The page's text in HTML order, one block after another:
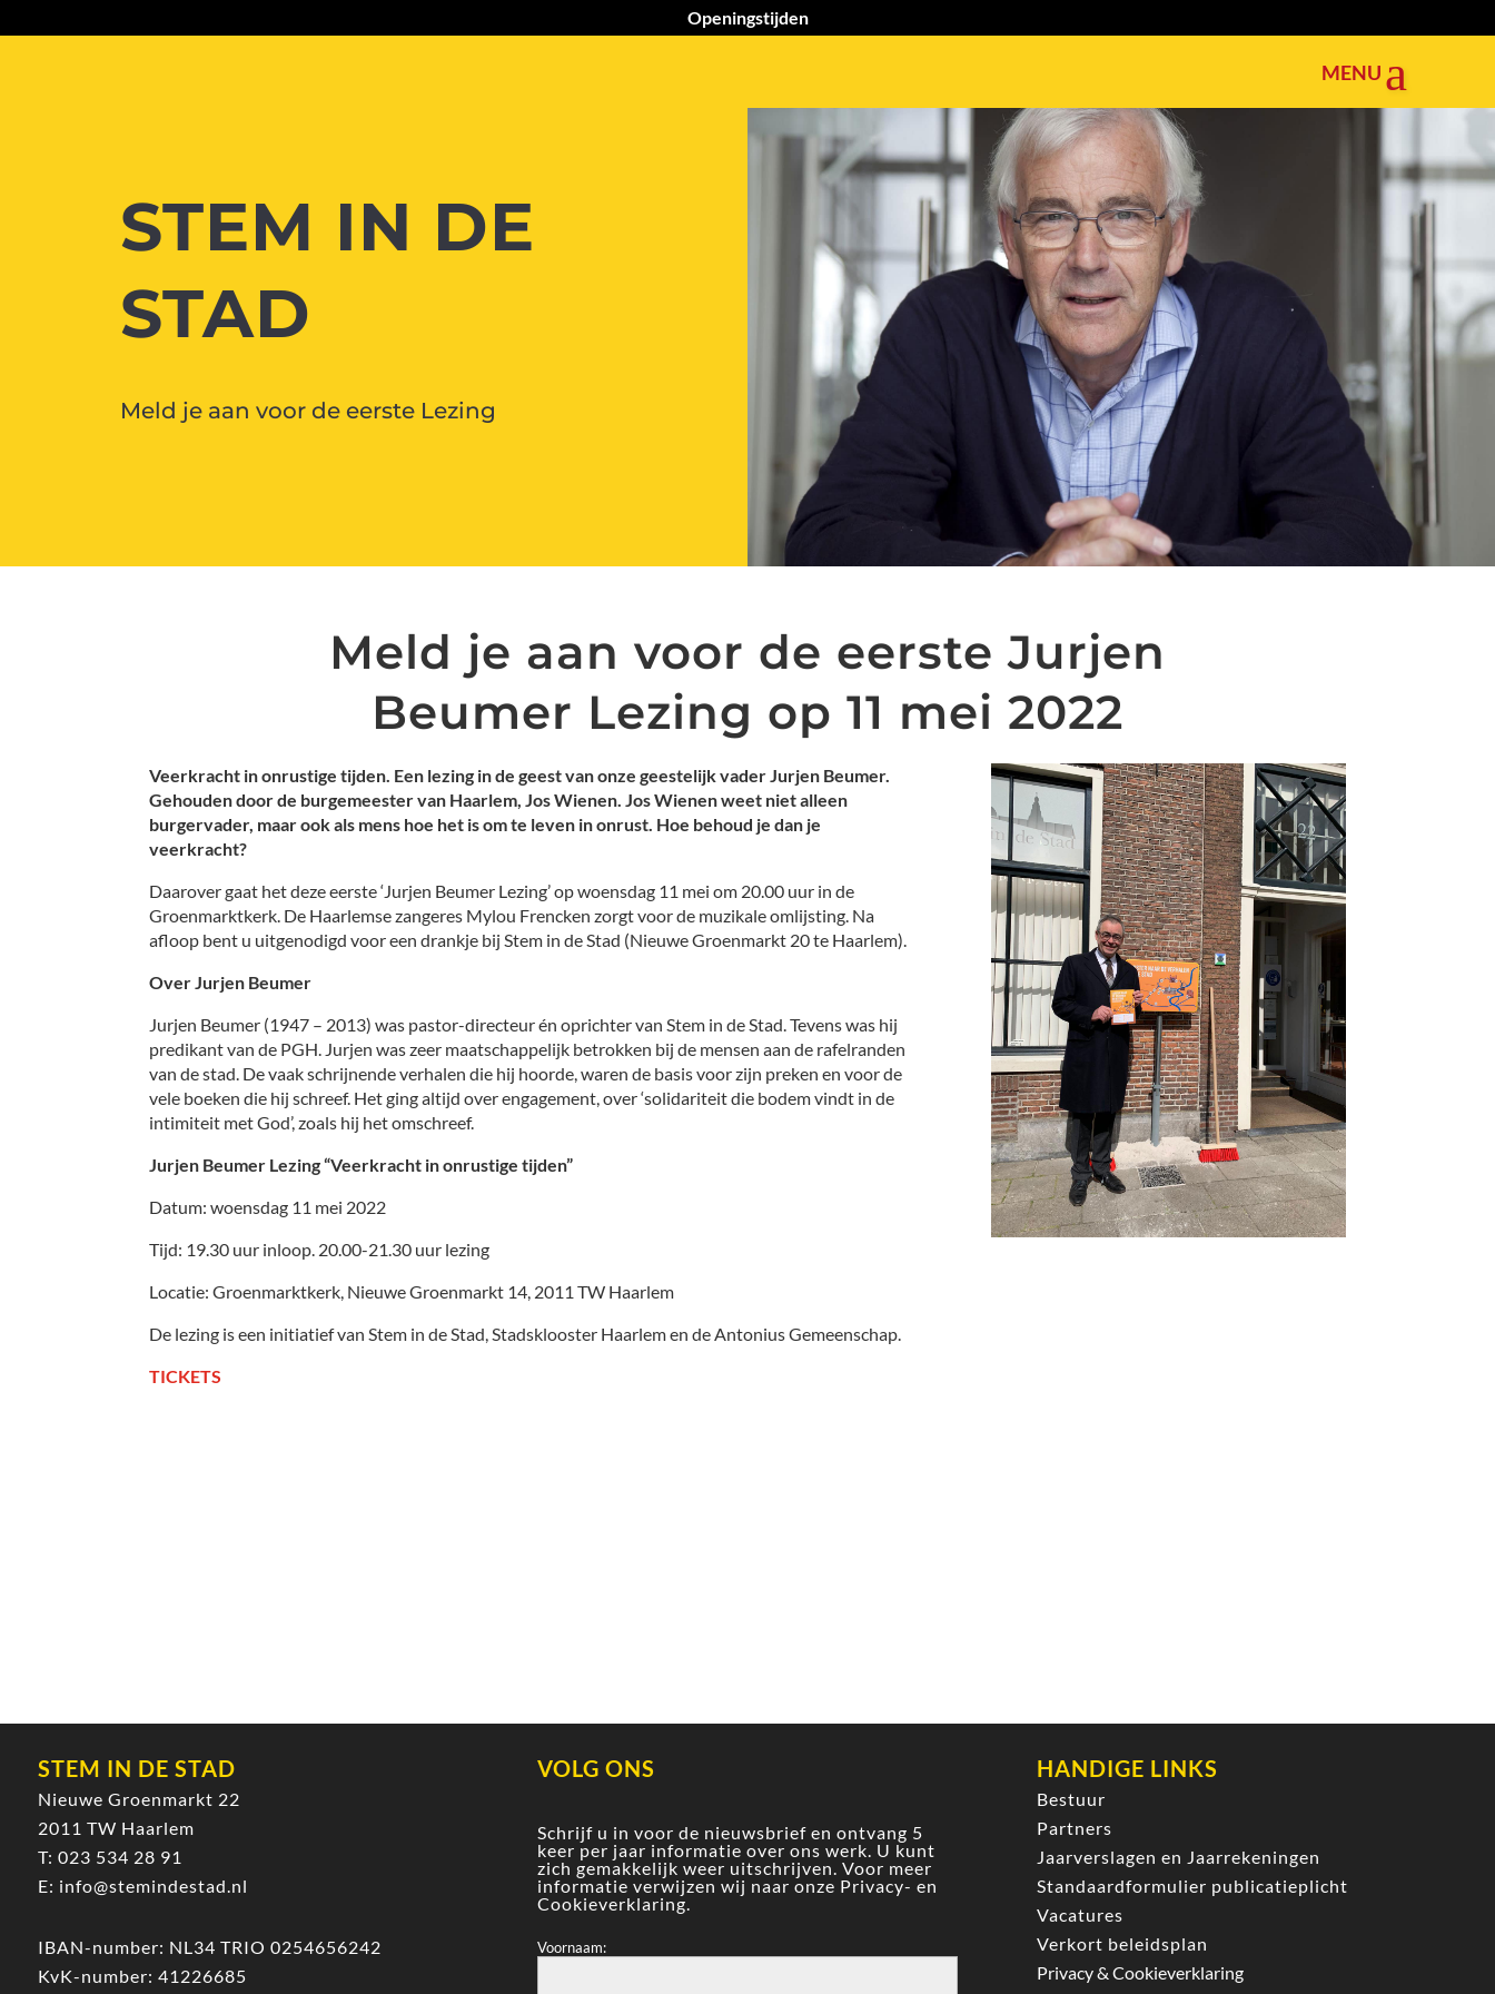
Openingstijden
STEM IN DE
STAD
Meld je aan voor de eerste Lezing
Meld je aan voor de eerste Jurjen
Beumer Lezing op 11 mei 2022
Veerkracht in onrustige tijden. Een lezing in de geest van onze geestelijk vader Jurjen Beumer.
Gehouden door de burgemeester van Haarlem, Jos Wienen. Jos Wienen weet niet alleen
burgervader, maar ook als mens hoe het is om te leven in onrust. Hoe behoud je dan je
veerkracht?
Daarover gaat het deze eerste ‘Jurjen Beumer Lezing’ op woensdag 11 mei om 20.00 uur in de
Groenmarktkerk. De Haarlemse zangeres Mylou Frencken zorgt voor de muzikale omlijsting. Na
afloop bent u uitgenodigd voor een drankje bij Stem in de Stad (Nieuwe Groenmarkt 20 te Haarlem).
Over Jurjen Beumer
Jurjen Beumer (1947 – 2013) was pastor-directeur én oprichter van Stem in de Stad. Tevens was hij
predikant van de PGH. Jurjen was zeer maatschappelijk betrokken bij de mensen aan de rafelranden
van de stad. De vaak schrijnende verhalen die hij hoorde, waren de basis voor zijn preken en voor de
vele boeken die hij schreef. Het ging altijd over engagement, over ‘solidariteit die bodem vindt in de
intimiteit met God’, zoals hij het omschreef.
Jurjen Beumer Lezing “Veerkracht in onrustige tijden”
Datum: woensdag 11 mei 2022
Tijd: 19.30 uur inloop. 20.00-21.30 uur lezing
Locatie: Groenmarktkerk, Nieuwe Groenmarkt 14, 2011 TW Haarlem
De lezing is een initiatief van Stem in de Stad, Stadsklooster Haarlem en de Antonius Gemeenschap.
TICKETS
STEM IN DE STAD
Nieuwe Groenmarkt 22
2011 TW Haarlem
T: 023 534 28 91
E: info@stemindestad.nl
IBAN-number: NL34 TRIO 0254656242
KvK-number: 41226685
VOLG ONS
Schrijf u in voor de nieuwsbrief en ontvang 5
keer per jaar informatie over ons werk. U kunt
zich gemakkelijk weer uitschrijven. Voor meer
informatie verwijzen wij naar onze Privacy- en
Cookieverklaring.
Voornaam:
HANDIGE LINKS
Bestuur
Partners
Jaarverslagen en Jaarrekeningen
Standaardformulier publicatieplicht
Vacatures
Verkort beleidsplan
Privacy & Cookieverklaring